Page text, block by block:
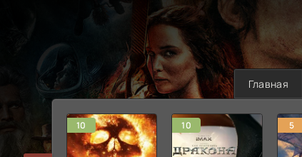
Главная
10 10 5